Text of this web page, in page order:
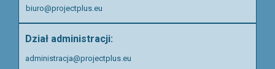
biuro@projectplus.eu
Dział administracji:
administracja@projectplus.eu